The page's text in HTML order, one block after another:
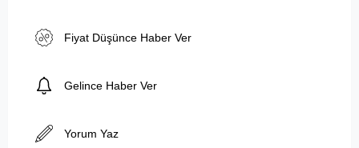
Fiyat Düşünce Haber Ver
Gelince Haber Ver
Yorum Yaz